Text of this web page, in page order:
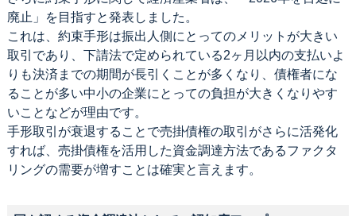
廃止」を目指すと発表しました。
これは、約束手形は振出人側にとってのメリットが大きい
取引であり、下請法で定められている2ヶ月以内の支払いよ
りも決済までの期間が長引くことが多くなり、債権者にな
ることが多い中小の企業にとっての負担が大きくなりやす
いことなどが理由です。
手形取引が衰退することで売掛債権の取引がさらに活発化
すれば、売掛債権を活用した資金調達方法であるファクタ
リングの需要が増すことは確実と言えます。